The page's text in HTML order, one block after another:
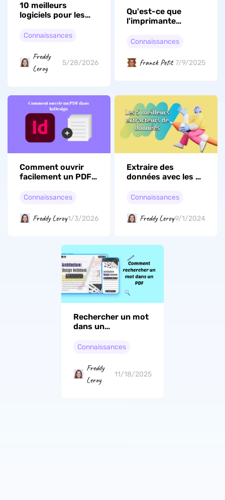
10 meilleurs
logiciels pour les
(testés)
Connaissances
Freddy
Leroy
5/28/2026
Qu'est-ce que
l'imprimante
comment imprimer
directement à
partir d'un appareil
Connaissances
franck Petit 7/9/2025
Comment ouvrir
facilement un PDF
Mac en 2026
Connaissances
Freddy Leroy1/3/2026
Extraire des
données avec les 5
extracteurs
Connaissances
Freddy Leroy9/1/2024
Rechercher un mot
dans un
numérisé et sur
Connaissances
Freddy
Leroy
11/18/2025